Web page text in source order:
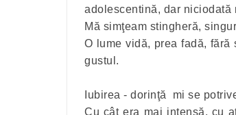
adolescentină, dar niciodată
Mă simţeam stingheră,
O lume vidă, prea fadă,
gustul.
Iubirea - dorinţă mi se
Cu cât era mai intensă, cu